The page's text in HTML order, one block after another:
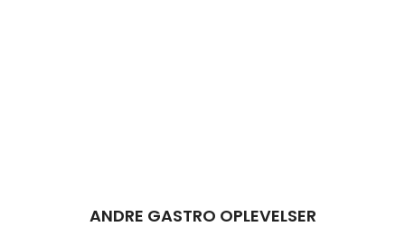
ANDRE GASTRO OPLEVELSER